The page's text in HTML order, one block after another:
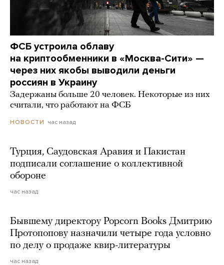
ФСБ устроила облаву
на криптообменники в «Москва-Сити» —
через них якобы выводили деньги
россиян в Украину
Задержаны больше 20 человек. Некоторые из них
считали, что работают на ФСБ
НОВОСТИ час назад
Турция, Саудовская Аравия и Пакистан
подписали соглашение о коллективной
обороне
час назад
Бывшему директору Popcorn Books Дмитрию
Протопопову назначили четыре года условно
по делу о продаже квир-литературы
час назад